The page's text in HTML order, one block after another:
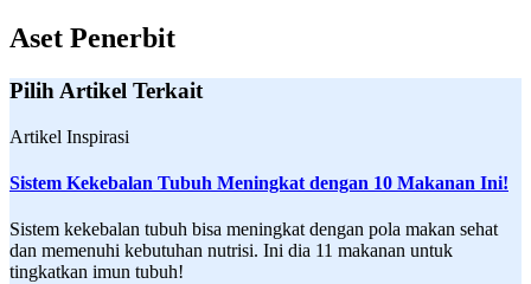
Aset Penerbit
Pilih Artikel Terkait
Artikel Inspirasi
Sistem Kekebalan Tubuh Meningkat dengan 10 Makanan Ini!
Sistem kekebalan tubuh bisa meningkat dengan pola makan sehat
dan memenuhi kebutuhan nutrisi. Ini dia 11 makanan untuk
tingkatkan imun tubuh!